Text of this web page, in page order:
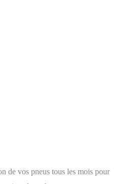
de vos pneus tous les mois pour